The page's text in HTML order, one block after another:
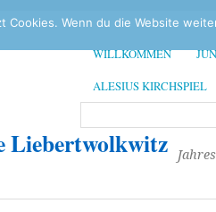
WILLKOMMEN
ALESIUS KIRCHSPIEL
Liebertwolkwitz
Cookies. Wenn du die Website